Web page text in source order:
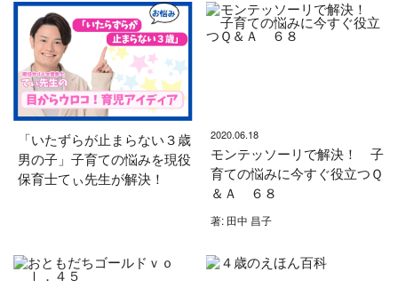
「いたずらが止まらない３歳
男の子」子育ての悩みを現役
保育士てぃ先生が解決！
2020.06.18
モンテッソーリで解決！ 子
育ての悩みに今すぐ役立つＱ
＆Ａ ６８
著: 田中 昌子